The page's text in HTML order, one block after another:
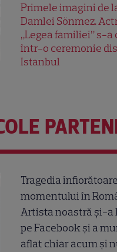
Primele imagini de
Damlei Sönmez.
„Legea familiei” s-a
într-o ceremonie
Istanbul
Tragedia
momentului în
Artista noastră și-a
pe Facebook și a
aflat chiar acum și